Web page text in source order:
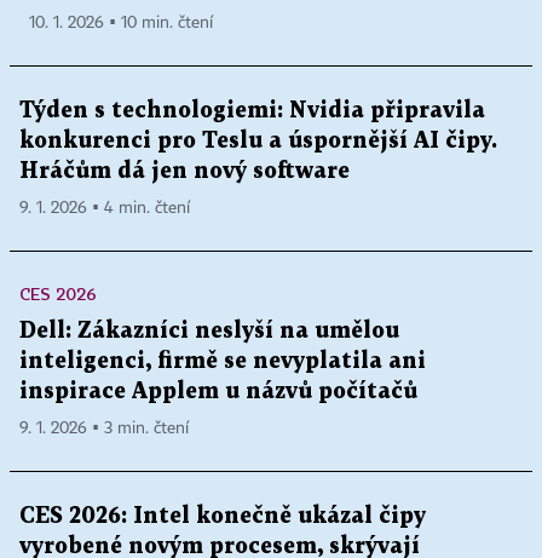
10. 1. 2026 ▪ 10 min. čtení
Týden s technologiemi: Nvidia připravila
konkurenci pro Teslu a úspornější AI čipy.
Hráčům dá jen nový software
9. 1. 2026 ▪ 4 min. čtení
CES 2026
Dell: Zákazníci neslyší na umělou
inteligenci, firmě se nevyplatila ani
inspirace Applem u názvů počítačů
9. 1. 2026 ▪ 3 min. čtení
CES 2026: Intel konečně ukázal čipy
vyrobené novým procesem, skrývají